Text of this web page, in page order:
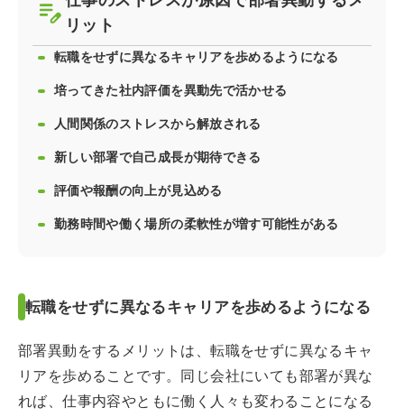
リット
転職をせずに異なるキャリアを歩めるようになる
培ってきた社内評価を異動先で活かせる
人間関係のストレスから解放される
新しい部署で自己成長が期待できる
評価や報酬の向上が見込める
勤務時間や働く場所の柔軟性が増す可能性がある
転職をせずに異なるキャリアを歩めるようになる
部署異動をするメリットは、転職をせずに異なるキャ
リアを歩めることです。同じ会社にいても部署が異な
れば、仕事内容やともに働く人々も変わることになる